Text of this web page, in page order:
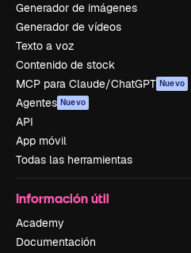
Generador de imágenes
Generador de vídeos
Texto a voz
Contenido de stock
MCP para Claude/ChatGPT Nuevo
Agentes Nuevo
API
App móvil
Todas las herramientas
Información útil
Academy
Documentación